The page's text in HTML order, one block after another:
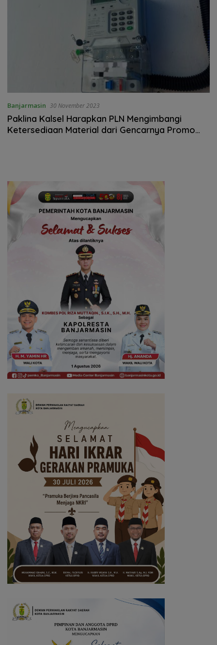
Banjarmasin 30 November 2023
Paklina Kalsel Harapkan PLN Mengimbangi
Ketersediaan Material dari Gencarnya Promo